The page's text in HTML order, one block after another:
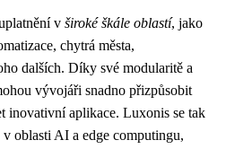
v široké škále oblastí, jako
chytrá města,
dalších. Díky své modularitě a
vývojáři snadno přizpůsobit
inovativní aplikace. Luxonis se tak
oblasti AI a edge computingu,